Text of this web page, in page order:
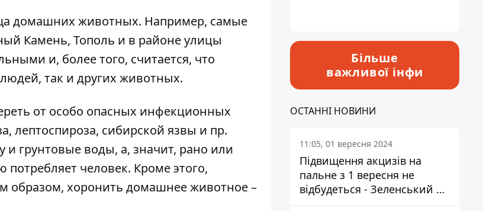
домашних животных. Например, самые
Камень, Тополь и в районе улицы
и, более того, считается, что
так и других животных.
от особо опасных инфекционных
лептоспироза, сибирской язвы и пр.
грунтовые воды, а, значит, рано или
потребляет человек. Кроме этого,
образом, хоронить домашнее животное –
Більше
важливої інфи
ОСТАННІ НОВИНИ
11:05, 01 вересня 2024
Підвищення акцизів на
пальне з 1 вересня не
відбудеться - Зеленський не
підписав закон